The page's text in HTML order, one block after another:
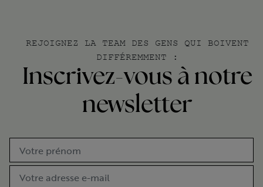
REJOIGNEZ LA TEAM DES GENS QUI BOIVENT
DIFFÉREMMENT :
Inscrivez-vous à notre
newsletter